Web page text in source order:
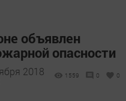
объявлен
опасности
2018
1559 0 0